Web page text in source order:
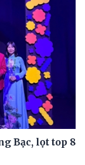
Bạc, lọt top 8